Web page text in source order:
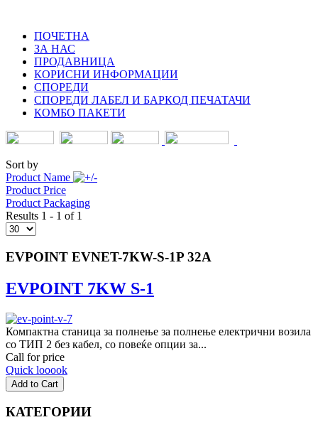
ПОЧЕТНА
ЗА НАС
ПРОДАВНИЦА
КОРИСНИ ИНФОРМАЦИИ
СПОРЕДИ
СПОРЕДИ ЛАБЕЛ И БАРКОД ПЕЧАТАЧИ
КОМБО ПАКЕТИ
Sort by
Product Name
Product Price
Product Packaging
Results 1 - 1 of 1
EVPOINT EVNET-7KW-S-1P 32A
EVPOINT 7KW S-1
Компактна станица за полнење за полнење електрични возила
со ТИП 2 без кабел, со повеќе опции за...
Call for price
Quick looook
КАТЕГОРИИ